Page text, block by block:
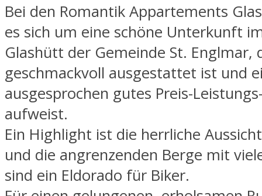
Bei den Romantik Appartements
es sich um eine schöne Unterkunft
Glashütt der Gemeinde St. Englmar,
geschmackvoll ausgestattet ist und
ausgesprochen gutes Preis-
aufweist.
Ein Highlight ist die herrliche
und die angrenzenden Berge mit
sind ein Eldorado für Biker.